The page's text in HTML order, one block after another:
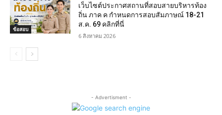
ข้อสอบ
เว็บไซต์ประกาศสถานที่สอบสายบริหารท้อง
ถิ่น ภาค ค กำหนดการสอบสัมภาษณ์ 18-21
ส.ค. 69 คลิกที่นี่
6 สิงหาคม 2026
- Advertisment -